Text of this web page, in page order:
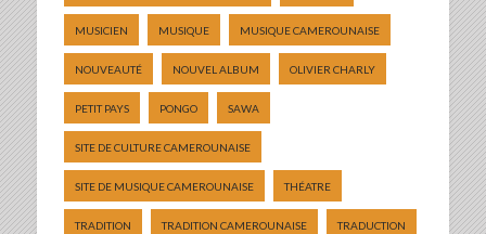
MUSICIEN MUSIQUE MUSIQUE CAMEROUNAISE
NOUVEAUTÉ NOUVEL ALBUM OLIVIER CHARLY
PETIT PAYS PONGO SAWA
SITE DE CULTURE CAMEROUNAISE
SITE DE MUSIQUE CAMEROUNAISE THÉATRE
TRADITION TRADITION CAMEROUNAISE TRADUCTION